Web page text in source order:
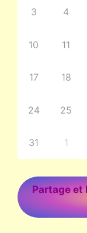
3 4
10 11
17 18
24 25
31 1
Partage et